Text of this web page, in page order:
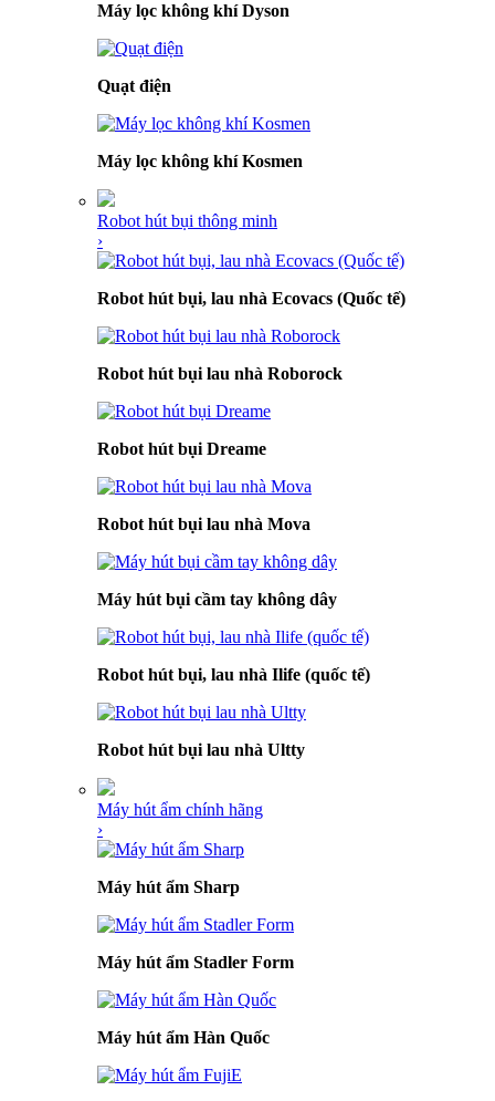
Máy lọc không khí Dyson
Quạt điện
Máy lọc không khí Kosmen
Robot hút bụi thông minh
›
Robot hút bụi, lau nhà Ecovacs (Quốc tế)
Robot hút bụi lau nhà Roborock
Robot hút bụi Dreame
Robot hút bụi lau nhà Mova
Máy hút bụi cầm tay không dây
Robot hút bụi, lau nhà Ilife (quốc tế)
Robot hút bụi lau nhà Ultty
Máy hút ẩm chính hãng
›
Máy hút ẩm Sharp
Máy hút ẩm Stadler Form
Máy hút ẩm Hàn Quốc